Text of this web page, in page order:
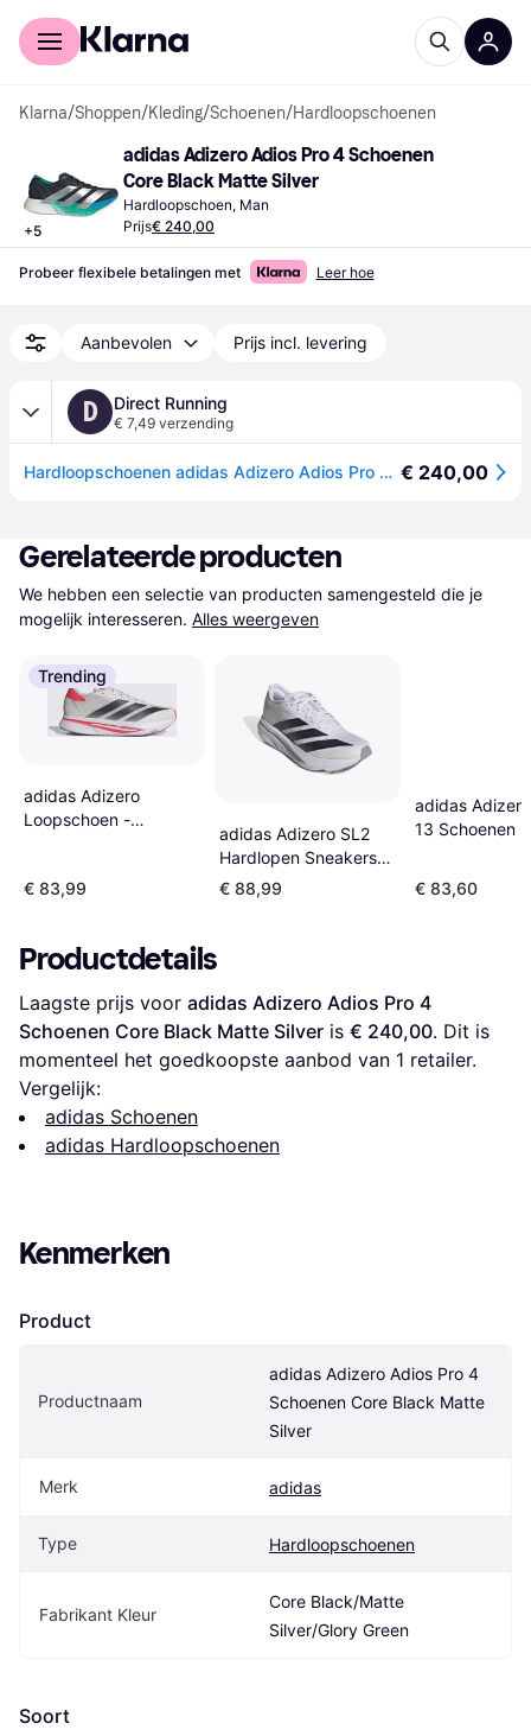
Voor shoppers
Klarna/Shoppen/Kleding/Schoenen/Hardloopschoenen
+5
adidas Adizero Adios Pro 4 Schoenen
Core Black Matte Silver
Hardloopschoen, Man
Prijs€ 240,00
Probeer flexibele betalingen met Leer hoe
Aanbevolen Prijs incl. levering
D Direct Running
€ 7,49 verzending
Hardloopschoenen adidas Adizero Adios Pro 4 - Noir € 240,00
Gerelateerde producten
We hebben een selectie van producten samengesteld die je
mogelijk interesseren. Alles weergeven
Trending
adidas Adizero
Loopschoen -
€ 83,99
adidas Adizero SL2
Hardlopen Sneakers -
Wit/Zwart
€ 88,99
adidas
13 Schoenen -
€ 83,60
Productdetails
Laagste prijs voor adidas Adizero Adios Pro 4
Schoenen Core Black Matte Silver is € 240,00. Dit is
momenteel het goedkoopste aanbod van 1 retailer.
Vergelijk:
adidas Schoenen
adidas Hardloopschoenen
Kenmerken
Product
Productnaam
adidas Adizero Adios Pro 4
Schoenen Core Black Matte
Silver
Merk adidas
Type Hardloopschoenen
Fabrikant Kleur
Core Black/Matte
Silver/Glory Green
Soort